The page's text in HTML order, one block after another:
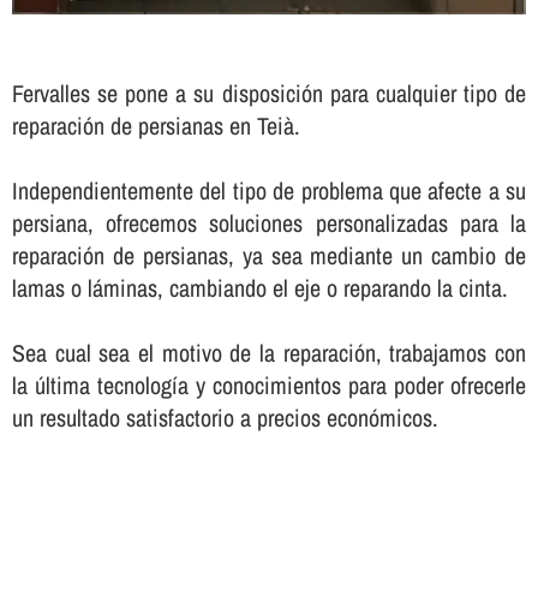
Fervalles se pone a su disposición para cualquier tipo de
reparación de persianas en Teià.
Independientemente del tipo de problema que afecte a su
persiana, ofrecemos soluciones personalizadas para la
reparación de persianas, ya sea mediante un cambio de
lamas o láminas, cambiando el eje o reparando la cinta.
Sea cual sea el motivo de la reparación, trabajamos con
la última tecnologí­a y conocimientos para poder ofrecerle
un resultado satisfactorio a precios económicos.